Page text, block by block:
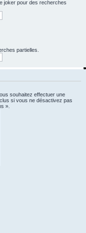
joker pour des recherches
partielles.
souhaitez effectuer une
si vous ne désactivez pas
».